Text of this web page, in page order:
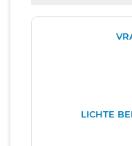
LICHTE